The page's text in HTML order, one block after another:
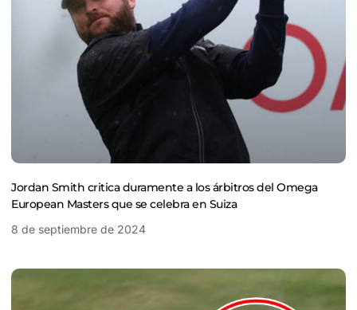
Jordan Smith critica duramente a los árbitros del Omega
European Masters que se celebra en Suiza
8 de septiembre de 2024